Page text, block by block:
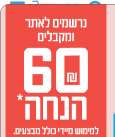
ומוצרי חימום מזגנים